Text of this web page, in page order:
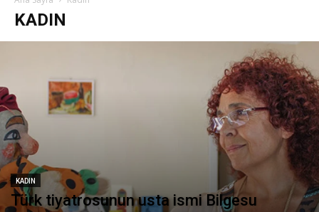
KADIN
KADIN
Türk tiyatrosunun usta ismi Bilgesu